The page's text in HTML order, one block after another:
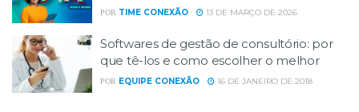
POR TIME CONEXÃO 13 DE MARÇO DE 2026
Softwares de gestão de consultório: por
que tê-los e como escolher o melhor
POR EQUIPE CONEXÃO 16 DE JANEIRO DE 2018